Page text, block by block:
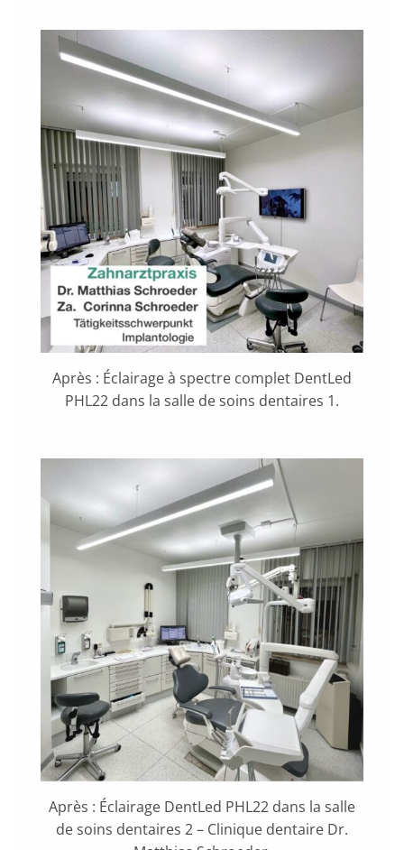
Après : Éclairage à spectre complet DentLed
PHL22 dans la salle de soins dentaires 1.
Après : Éclairage DentLed PHL22 dans la salle
de soins dentaires 2 – Clinique dentaire Dr.